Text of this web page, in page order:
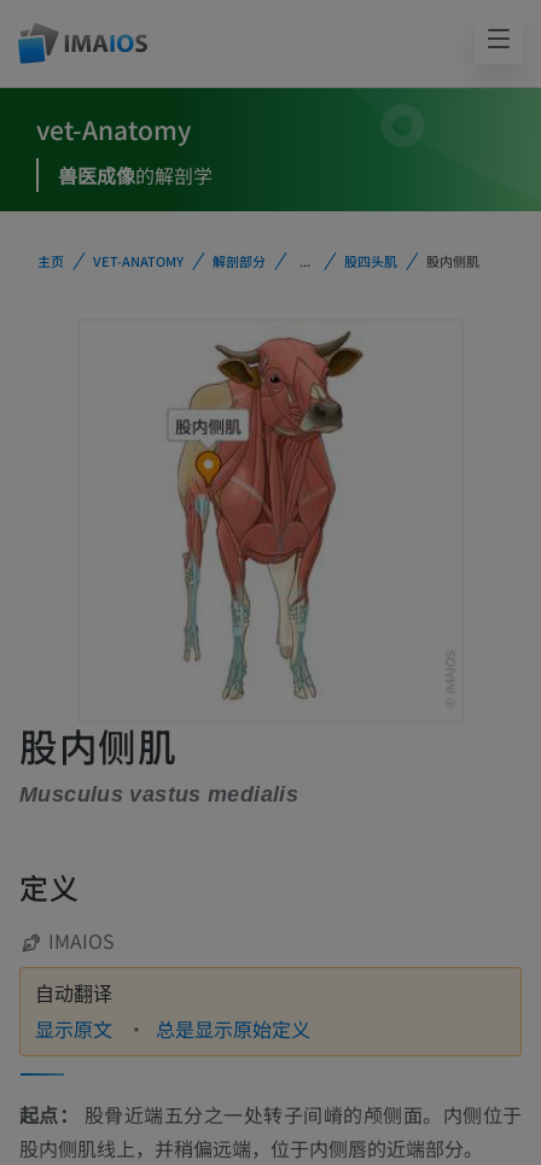
vet-Anatomy
兽医成像的解剖学
主页 VET-ANATOMY 解剖部分 ... 股四头肌 股内侧肌
股内侧肌
Musculus vastus medialis
定义
IMAIOS
自动翻译
显示原文 总是显示原始定义
起点：
股骨近端五分之一处转子间嵴的颅侧面。内侧位于
股内侧肌线上，并稍偏远端，位于内侧唇的近端部分。